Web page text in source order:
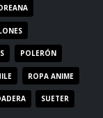
POLERÓN
ROPA ANIME
SUETER